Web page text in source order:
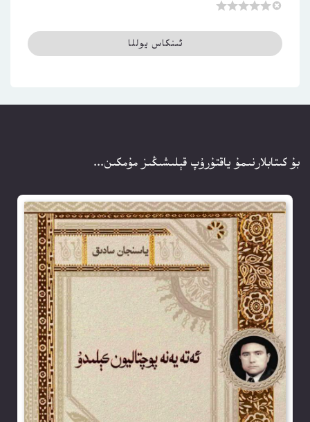
بۇ كىتابلارنىمۇ ياقتۇرۇپ قېلىشىڭىز مۇمكىن...